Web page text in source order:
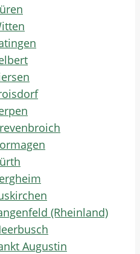
(Rheinland)
Augustin